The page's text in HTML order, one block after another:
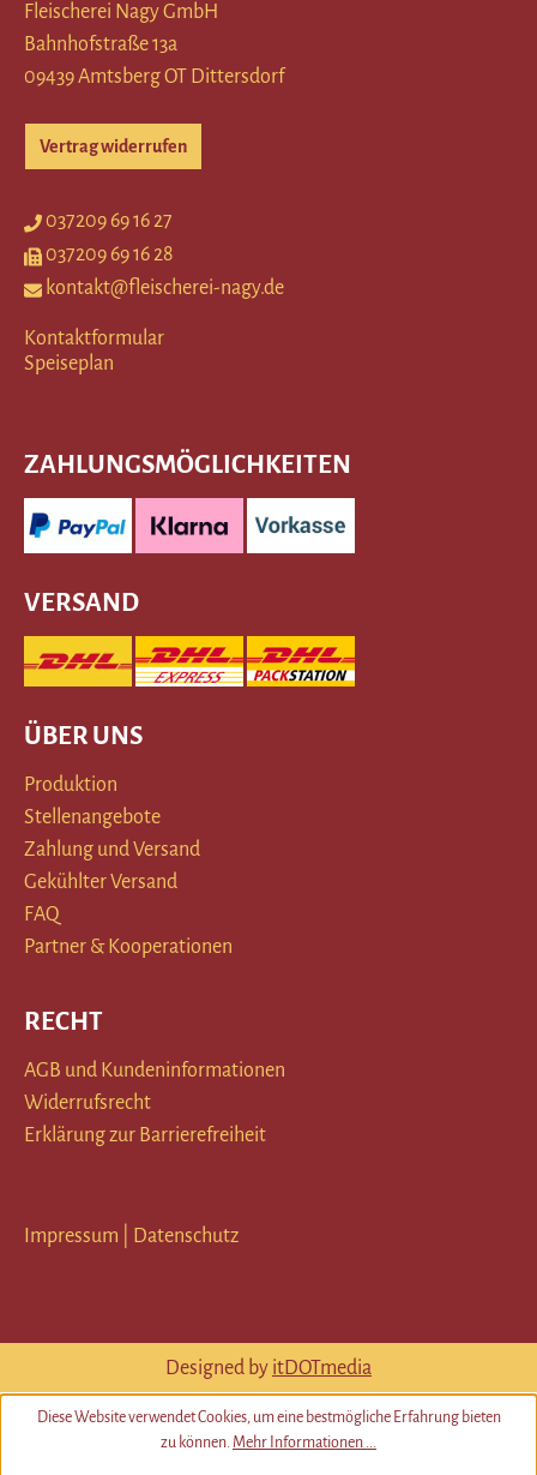
Fleischerei Nagy GmbH
Bahnhofstraße 13a
09439 Amtsberg OT Dittersdorf
Vertrag widerrufen
037209 69 16 27
037209 69 16 28
kontakt@fleischerei-nagy.de
Kontaktformular
Speiseplan
ZAHLUNGSMÖGLICHKEITEN
VERSAND
ÜBER UNS
Produktion
Stellenangebote
Zahlung und Versand
Gekühlter Versand
FAQ
Partner & Kooperationen
RECHT
AGB und Kundeninformationen
Widerrufsrecht
Erklärung zur Barrierefreiheit
Impressum Datenschutz
Designed by itDOTmedia
Diese Website verwendet Cookies, um eine bestmögliche Erfahrung bieten
zu können. Mehr Informationen ...